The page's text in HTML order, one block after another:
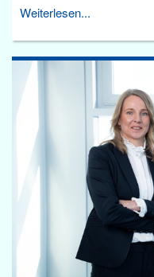
Weiterlesen...